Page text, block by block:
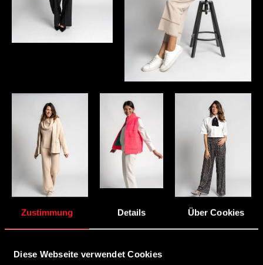
Zustimmung Details Über Cookies
Diese Webseite verwendet Cookies